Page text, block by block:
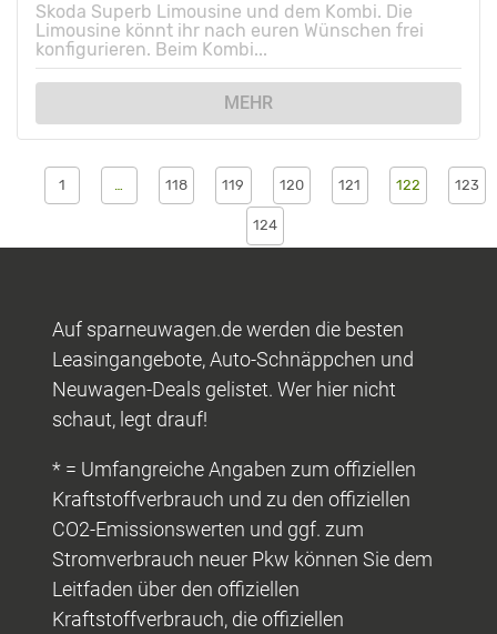
Skoda Superb Limousine und dem Kombi. Die
Limousine könnt ihr nach euren Wünschen frei
konfigurieren. Beim Kombi...
MEHR
1 … 118 119 120 121 122 123
124
Auf sparneuwagen.de werden die besten
Leasingangebote, Auto-Schnäppchen und
Neuwagen-Deals gelistet. Wer hier nicht
schaut, legt drauf!
* = Umfangreiche Angaben zum offiziellen
Kraftstoffverbrauch und zu den offiziellen
CO2-Emissionswerten und ggf. zum
Stromverbrauch neuer Pkw können Sie dem
Leitfaden über den offiziellen
Kraftstoffverbrauch, die offiziellen